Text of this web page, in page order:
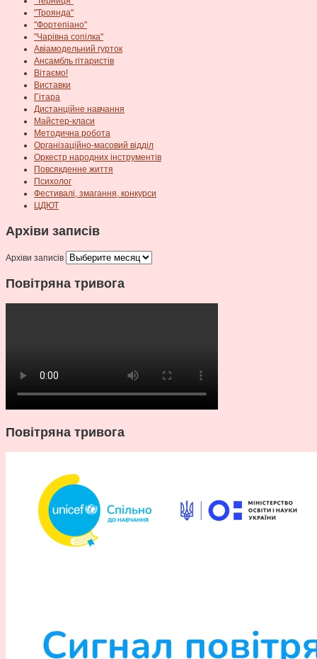
"Троянда"
"Фортепіано"
"Чарівна сопілка"
Авіамодельний гурток
Ансамбль гітаристів
Вітаємо!
Виставки
Гітара
Дистанційне навчання
Майстер-класи
Методична робота
Організаційно-масовий відділ
Оркестр народних інструментів
Повсякденне життя
Психолог
Фестивалі, змагання, конкурси
ЦДЮТ
Архіви записів
Архіви записів
Повітряна тривога
Повітряна тривога